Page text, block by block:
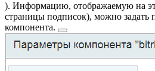
). Информацию, отображаемую на
страницы подписок), можно задать
компонента.